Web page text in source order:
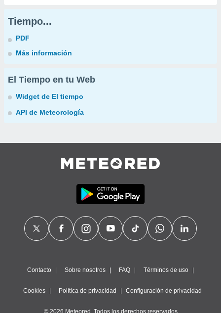
Tiempo...
PDF
Más información
El Tiempo en tu Web
Widget de El tiempo
API de Meteorología
Contacto Sobre nosotros FAQ Términos de uso
Cookies Política de privacidad Configuración de privacidad
© 2026 Meteored. Todos los derechos reservados